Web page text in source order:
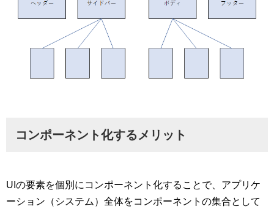
コンポーネント化するメリット
UIの要素を個別にコンポーネント化することで、アプリケ
ーション（システム）全体をコンポーネントの集合として